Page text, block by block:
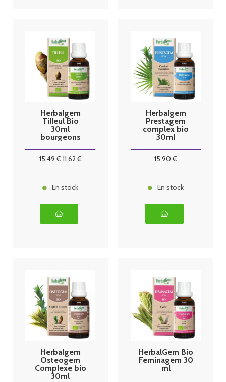
Herbalgem
Tilleul Bio
30ml
bourgeons
15.49€11.62€
En stock
Herbalgem
Prestagem
complex bio
30ml
15.90 €
En stock
Herbalgem
Osteogem
Complexe bio
30ml
HerbalGem Bio
Feminagem 30
ml